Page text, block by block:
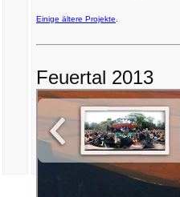
Einige ältere Projekte
Feuertal 2013